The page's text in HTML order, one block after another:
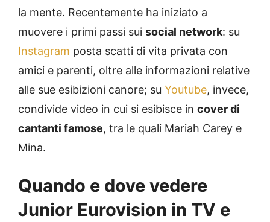
la mente. Recentemente ha iniziato a
muovere i primi passi sui social network: su
Instagram posta scatti di vita privata con
amici e parenti, oltre alle informazioni relative
alle sue esibizioni canore; su Youtube, invece,
condivide video in cui si esibisce in cover di
cantanti famose, tra le quali Mariah Carey e
Mina.
Quando e dove vedere
Junior Eurovision in TV e